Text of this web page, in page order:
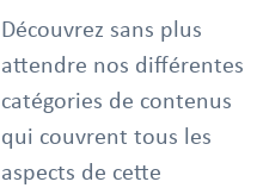
Découvrez sans plus
attendre nos différentes
catégories de contenus
qui couvrent tous les
aspects de cette